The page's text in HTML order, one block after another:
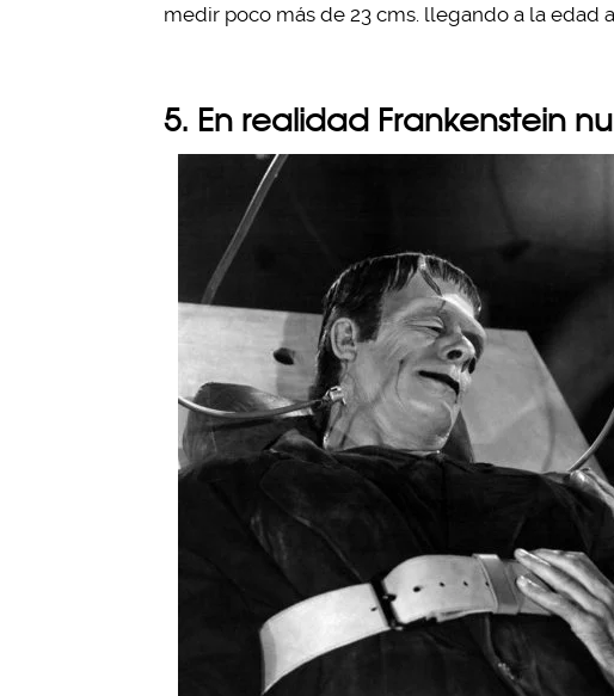
medir poco más de 23 cms. llegando a la edad
5. En realidad Frankenstein